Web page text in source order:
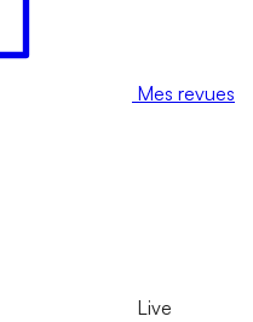
Mes revues
Live